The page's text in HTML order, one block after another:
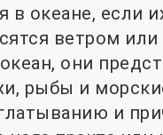
океане, если
ветром
они
рыбы и
и